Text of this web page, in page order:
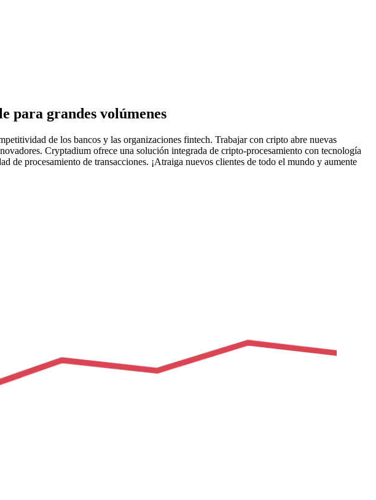
para grandes volúmenes
de los bancos y las organizaciones fintech. Trabajar con cripto abre nuevas
Cryptadium ofrece una solución integrada de cripto-procesamiento con tecnología
procesamiento de transacciones. ¡Atraiga nuevos clientes de todo el mundo y aumente